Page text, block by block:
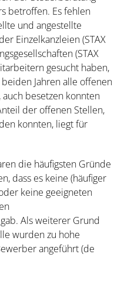
betroffen. Es fehlen
und angestellte
Einzelkanzleien (STAX
(STAX
gesucht haben,
Jahren alle offenen
besetzen konnten
der offenen Stellen,
konnten, liegt für
die häufigsten Gründe
dass es keine (häufiger
keine geeigneten
Als weiterer Grund
wurden zu hohe
angeführt (de